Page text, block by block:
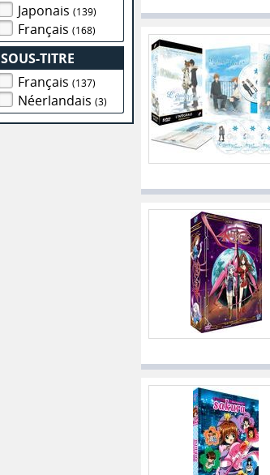
Japonais(139)
Français(168)
SOUS-TITRE
Français(137)
Néerlandais(3)